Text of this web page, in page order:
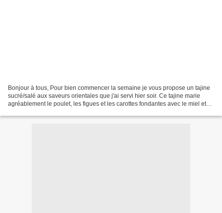
Bonjour à tous, Pour bien commencer la semaine je vous propose un tajine
sucré/salé aux saveurs orientales que j'ai servi hier soir. Ce tajine marie
agréablement le poulet, les figues et les carottes fondantes avec le miel et